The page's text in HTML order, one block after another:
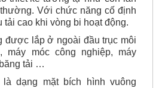
tải cao khi vòng bi hoạt động.
được lắp ở ngoài đầu trục môi
máy móc công nghiệp, máy
tải …
dạng mặt bích hình vuông
bốn điểm trên gối đỡcòn UC